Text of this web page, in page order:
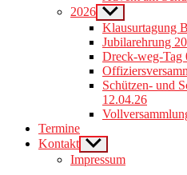
2026 Show
sub
menu
Klausurtagung
Jubilarehrung
Dreck-weg-Tag
Schützen- und
12.04.26
Termine
Kontakt Show
sub
menu
Impressum